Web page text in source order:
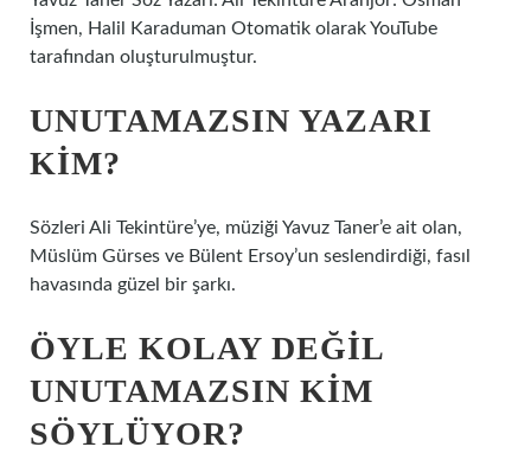
İşmen, Halil Karaduman Otomatik olarak YouTube
tarafından oluşturulmuştur.
UNUTAMAZSIN YAZARI
KIM?
Sözleri Ali Tekintüre’ye, müziği Yavuz Taner’e ait olan,
Müslüm Gürses ve Bülent Ersoy’un seslendirdiği, fasıl
havasında güzel bir şarkı.
ÖYLE KOLAY DEĞIL
UNUTAMAZSIN KIM
SÖYLÜYOR?